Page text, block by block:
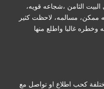
الثامن ،شجاعه قويه،
ممكن، مسالمه، لاحظت كثير
غالبا واطلع منها
كحب اطلاع او تواصل مع